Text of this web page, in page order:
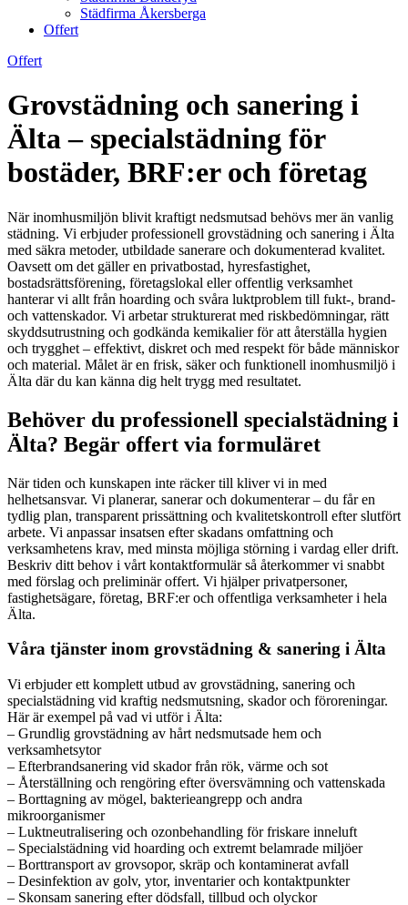
Städfirma Åkersberga
Offert
Offert
Grovstädning och sanering i
Älta – specialstädning för
bostäder, BRF:er och företag
När inomhusmiljön blivit kraftigt nedsmutsad behövs mer än vanlig
städning. Vi erbjuder professionell grovstädning och sanering i Älta
med säkra metoder, utbildade sanerare och dokumenterad kvalitet.
Oavsett om det gäller en privatbostad, hyresfastighet,
bostadsrättsförening, företagslokal eller offentlig verksamhet
hanterar vi allt från hoarding och svåra luktproblem till fukt-, brand-
och vattenskador. Vi arbetar strukturerat med riskbedömningar, rätt
skyddsutrustning och godkända kemikalier för att återställa hygien
och trygghet – effektivt, diskret och med respekt för både människor
och material. Målet är en frisk, säker och funktionell inomhusmiljö i
Älta där du kan känna dig helt trygg med resultatet.
Behöver du professionell specialstädning i
Älta? Begär offert via formuläret
När tiden och kunskapen inte räcker till kliver vi in med
helhetsansvar. Vi planerar, sanerar och dokumenterar – du får en
tydlig plan, transparent prissättning och kvalitetskontroll efter slutfört
arbete. Vi anpassar insatsen efter skadans omfattning och
verksamhetens krav, med minsta möjliga störning i vardag eller drift.
Beskriv ditt behov i vårt kontaktformulär så återkommer vi snabbt
med förslag och preliminär offert. Vi hjälper privatpersoner,
fastighetsägare, företag, BRF:er och offentliga verksamheter i hela
Älta.
Våra tjänster inom grovstädning & sanering i Älta
Vi erbjuder ett komplett utbud av grovstädning, sanering och
specialstädning vid kraftig nedsmutsning, skador och föroreningar.
Här är exempel på vad vi utför i Älta:
– Grundlig grovstädning av hårt nedsmutsade hem och
verksamhetsytor
– Efterbrandsanering vid skador från rök, värme och sot
– Återställning och rengöring efter översvämning och vattenskada
– Borttagning av mögel, bakterieangrepp och andra
mikroorganismer
– Luktneutralisering och ozonbehandling för friskare inneluft
– Specialstädning vid hoarding och extremt belamrade miljöer
– Borttransport av grovsopor, skräp och kontaminerat avfall
– Desinfektion av golv, ytor, inventarier och kontaktpunkter
– Skonsam sanering efter dödsfall, tillbud och olyckor